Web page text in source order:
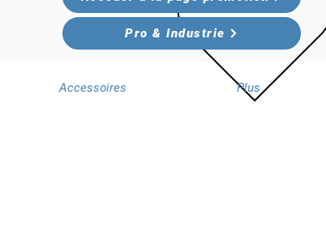
Pro & Industrie
Accessoires Plus